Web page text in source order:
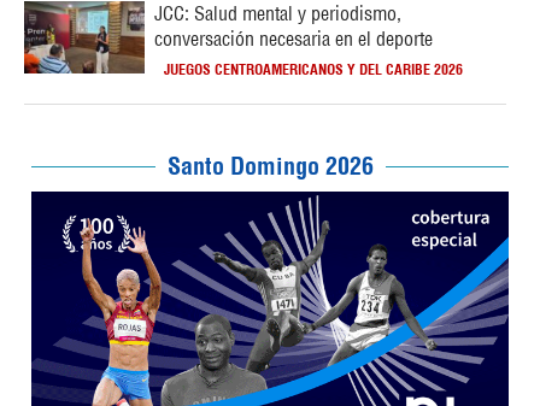
JCC: Salud mental y periodismo,
conversación necesaria en el deporte
JUEGOS CENTROAMERICANOS Y DEL CARIBE 2026
Santo Domingo 2026